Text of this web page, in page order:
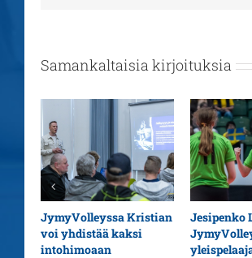
Samankaltaisia kirjoituksia
JymyVolleyssa Kristian
voi yhdistää kaksi
intohimoaan
Jesipenko